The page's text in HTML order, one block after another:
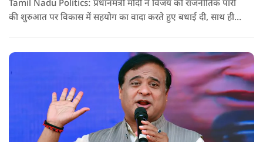
Tamil Nadu Politics: प्रधानमंत्री मोदी ने विजय को राजनीतिक पारी
की शुरुआत पर विकास में सहयोग का वादा करते हुए बधाई दी, साथ ही